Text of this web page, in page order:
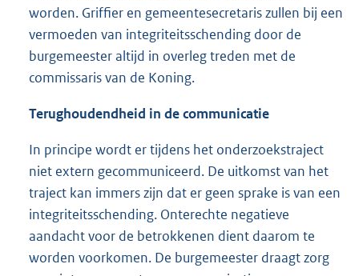
worden. Griffier en gemeentesecretaris zullen bij een
vermoeden van integriteitsschending door de
burgemeester altijd in overleg treden met de
commissaris van de Koning.
Terughoudendheid in de communicatie
In principe wordt er tijdens het onderzoekstraject
niet extern gecommuniceerd. De uitkomst van het
traject kan immers zijn dat er geen sprake is van een
integriteitsschending. Onterechte negatieve
aandacht voor de betrokkenen dient daarom te
worden voorkomen. De burgemeester draagt zorg